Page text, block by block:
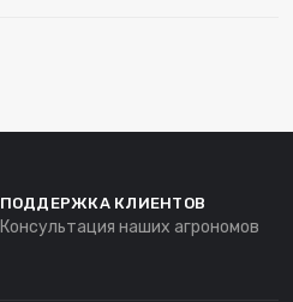
ПОДДЕРЖКА КЛИЕНТОВ
Консультация наших агрономов